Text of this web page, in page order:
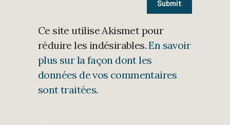
Ce site utilise Akismet pour
réduire les indésirables.En savoir
plus sur la façon dont les
données de vos commentaires
sont traitées.